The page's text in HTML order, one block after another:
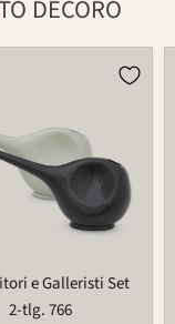
DECORO
e Galleristi Set
2-tlg. 766